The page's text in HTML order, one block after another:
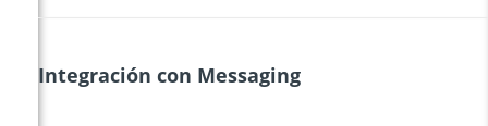
Integración con Messaging